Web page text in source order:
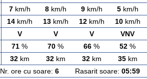
7km/h 8km/h 9km/h 5km/h
14km/h 13km/h 12km/h 10km/h
V V V VNV
71 % 70 % 66 % 52 %
32km 32km 32km 35km
Nr. ore cu soare: 6Rasarit soare: 05:59